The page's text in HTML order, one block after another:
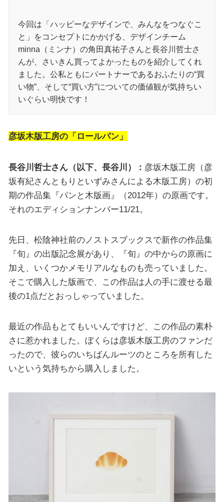
今回は「ハッピーなデザインで、みんなをつなぐこ
と」をコンセプトにかかげる、デザインチーム
minna（ミンナ）の角田真祐子さんと長谷川哲士さ
んが、さいきん買ってよかったものを紹介してくれ
ました。公私ともにパートナーであるおふたりの“買
い物”、そして“買い方”についての価値観が気持ちい
いぐらい明快です！
彦坂木版工房の「ロールパン」
長谷川哲士さん（以下、長谷川）： 彦坂木版工房（彦
坂有紀さんともりといずみさんによる木版工房）の初
期の作品集『パンと木版画』（2012年）の原画です。
それのエディションナンバー11/21。
先日、松陰神社前のノストスブックスで新作の作品集
『旬』の出版記念展があり、『旬』の中からの原画に
加え、いくつかメモリアルなものも売っていました。
そこで購入した版画で、この作品は人の手に渡せる最
後の1点だとおっしゃっていました。
最近の作品もとてもいいんですけど、この作品の素朴
さに惹かれました。ぼくらは彦坂木版工房のファンだ
ったので、彼らのいちばんルーツのところを所有した
いという気持ちから購入しました。